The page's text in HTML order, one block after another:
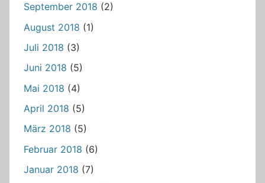
September 2018 (2)
August 2018 (1)
Juli 2018 (3)
Juni 2018 (5)
Mai 2018 (4)
April 2018 (5)
März 2018 (5)
Februar 2018 (6)
Januar 2018 (7)